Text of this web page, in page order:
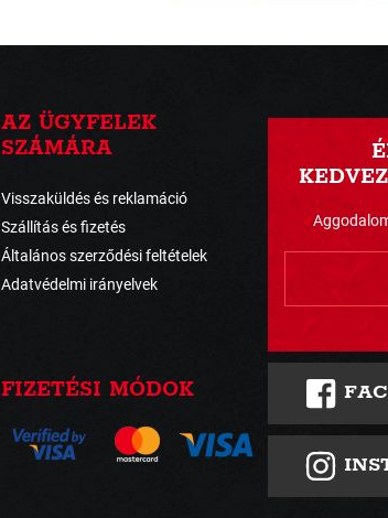
AZ ÜGYFELEK
SZÁMÁRA
Visszaküldés és reklamáció
Szállítás és fizetés
Általános szerződési feltételek
Adatvédelmi irányelvek
FIZETÉSI MÓDOK